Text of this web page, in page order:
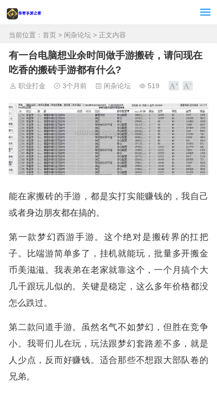
当前位置： 首页 > 闲杂论坛 > 正文内容
有一台电脑想业余时间做手游搬砖，请问现在
吃香的搬砖手游都有什么?
职业打金 3个月前 闲杂论坛 519
能在家搬砖的手游，都是实打实能赚钱的，我自己
或者身边朋友都在搞的。
第一款梦幻西游手游。这个绝对是搬砖界的扛把
子。比端游简单多了，挂机就能玩，批量多开搬金
币美滋滋。我表弟在老家就靠这个，一个月搞个大
几千跟玩儿似的。关键是稳定，这么多年价格都没
怎么跌过。
第二款问道手游。虽然名气不如梦幻，但胜在竞争
小。我哥们儿在玩，玩法跟梦幻套路差不多，就是
人少点，反而好赚钱。适合那些不想跟大部队卷的
兄弟。